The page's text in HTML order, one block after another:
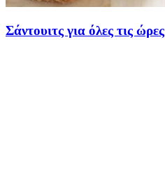
Σάντουιτς για όλες τις ώρες